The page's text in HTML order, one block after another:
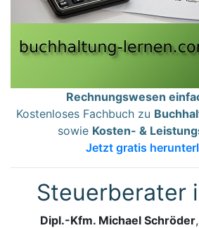
Rechnungswesen
Kostenloses Fachbuch zu
sowie Kosten- &
Jetzt gratis
Steuerberater
Dipl.-Kfm. Michael Schröder